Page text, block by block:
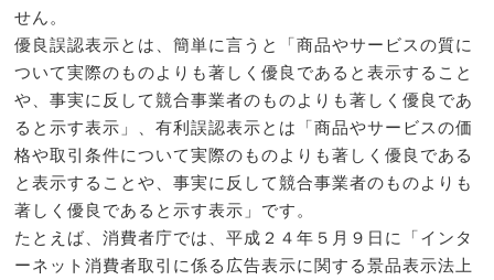
せん。
優良誤認表示とは、簡単に言うと「商品やサービスの質に
ついて実際のものよりも著しく優良であると表示すること
や、事実に反して競合事業者のものよりも著しく優良であ
ると示す表示」、有利誤認表示とは「商品やサービスの価
格や取引条件について実際のものよりも著しく優良である
と表示することや、事実に反して競合事業者のものよりも
著しく優良であると示す表示」です。
たとえば、消費者庁では、平成２４年５月９日に「インタ
ーネット消費者取引に係る広告表示に関する景品表示法上